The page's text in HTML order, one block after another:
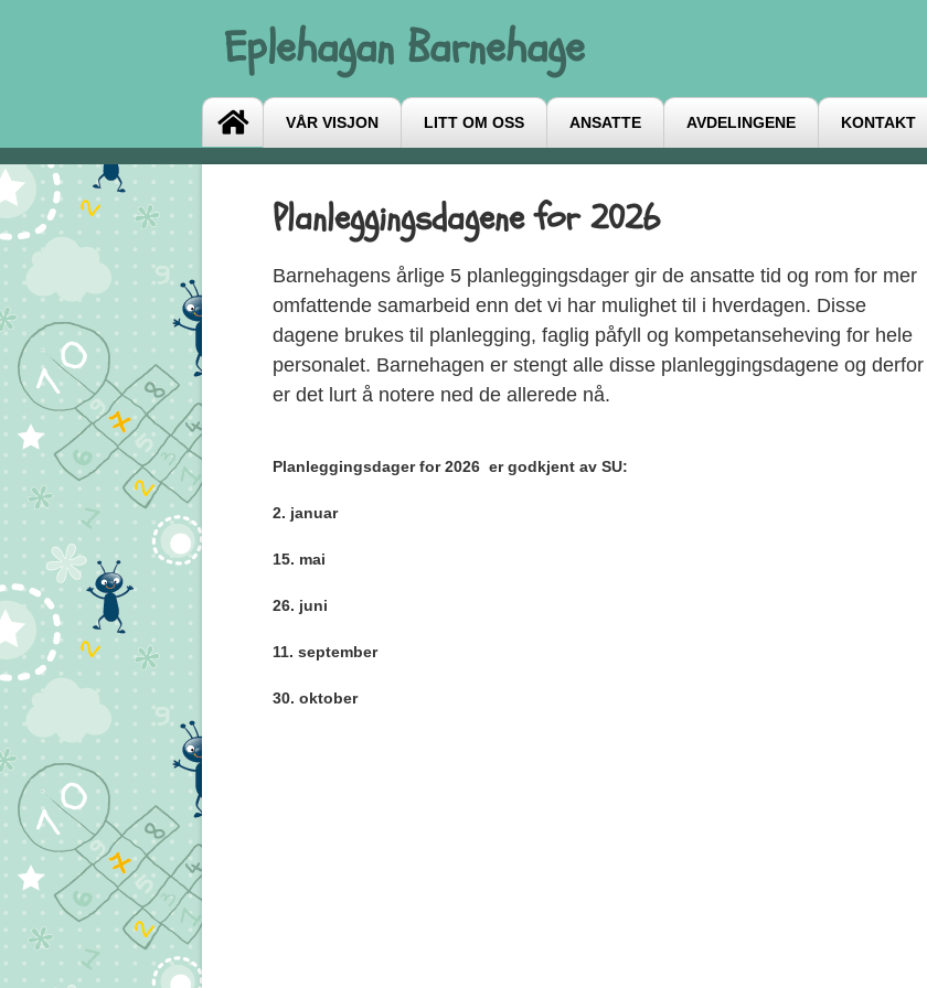
Eplehagan Barnehage
VÅR VISJON LITT OM OSS ANSATTE AVDELINGENE KONTAKT
Planleggingsdagene for 2026
Barnehagens årlige 5 planleggingsdager gir de ansatte tid og rom for mer
omfattende samarbeid enn det vi har mulighet til i hverdagen. Disse
dagene brukes til planlegging, faglig påfyll og kompetanseheving for hele
personalet. Barnehagen er stengt alle disse planleggingsdagene og derfor
er det lurt å notere ned de allerede nå.
Planleggingsdager for 2026 er godkjent av SU:
2. januar
15. mai
26. juni
11. september
30. oktober